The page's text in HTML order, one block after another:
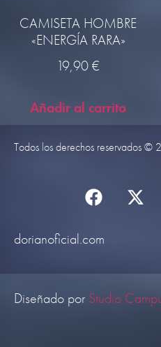
CAMISETA HOMBRE
«ENERGÍA RARA»
19,90€
Añadir al carrito
Todos los derechos reservados ©
dorianoficial.com
Diseñado por Studio